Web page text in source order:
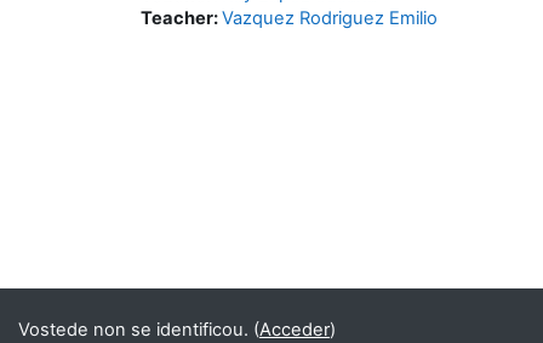
Teacher:Vazquez Rodriguez Emilio
Vostede non se identificou. (Acceder)